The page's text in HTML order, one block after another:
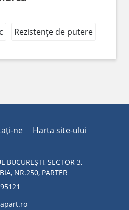
Rezistențe de putere
ne Harta site-ului
BUCUREŞTI, SECTOR 3,
NR.250, PARTER